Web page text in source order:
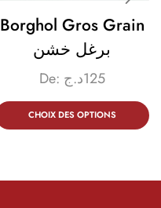
Borghol Gros Grain
برغل خشن
De: 125د.ج
CHOIX DES OPTIONS